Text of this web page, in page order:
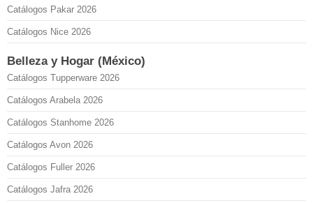
Catálogos Pakar 2026
Catálogos Nice 2026
Belleza y Hogar (México)
Catálogos Tupperware 2026
Catálogos Arabela 2026
Catálogos Stanhome 2026
Catálogos Avon 2026
Catálogos Fuller 2026
Catálogos Jafra 2026